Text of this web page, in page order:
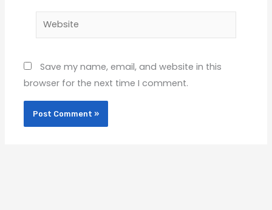
Website
Save my name, email, and website in this
browser for the next time I comment.